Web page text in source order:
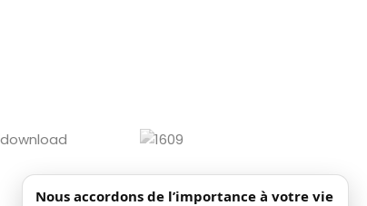
Nous accordons de l’importance à votre vie